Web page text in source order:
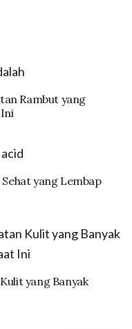
Rambut yang
yang Lembap
yang Banyak